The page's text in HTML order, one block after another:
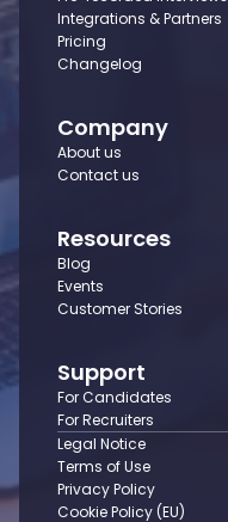
Integrations & Partners
Pricing
Changelog
Company
About us
Contact us
Resources
Blog
Events
Customer Stories
Support
For Candidates
For Recruiters
Legal Notice
Terms of Use
Privacy Policy
Cookie Policy (EU)